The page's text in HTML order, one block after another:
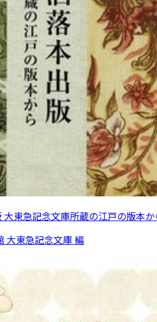
東急記念文庫所蔵の江戸の版本
大東急記念文庫 編